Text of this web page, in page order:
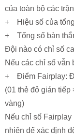
của toàn bộ các
+ Hiệu số của tổng
+ Tổng số bàn
Đội nào có chỉ số
Nếu các chỉ số vẫn
+ Điểm Fairplay:
(01 thẻ đỏ gián tiếp
vàng)
Nếu chỉ số
nhiên để xác định